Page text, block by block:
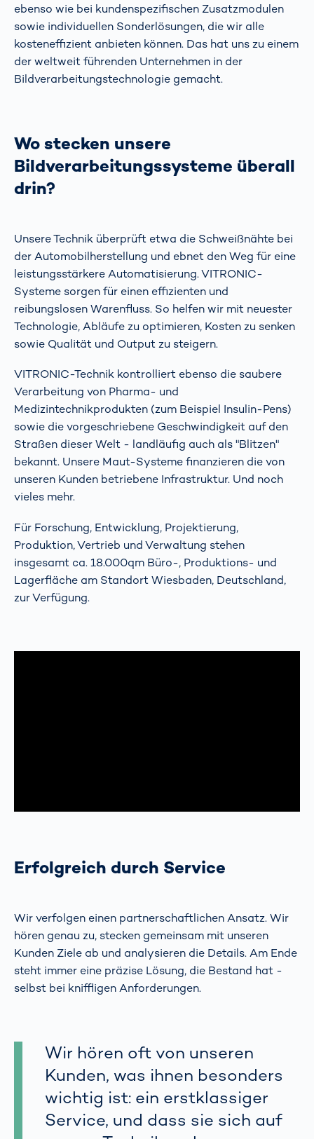
ebenso wie bei kundenspezifischen Zusatzmodulen
sowie individuellen Sonderlösungen, die wir alle
kosteneffizient anbieten können. Das hat uns zu einem
der weltweit führenden Unternehmen in der
Bildverarbeitungstechnologie gemacht.
Wo stecken unsere
Bildverarbeitungssysteme überall
drin?
Unsere Technik überprüft etwa die Schweißnähte bei
der Automobilherstellung und ebnet den Weg für eine
leistungsstärkere Automatisierung. VITRONIC-
Systeme sorgen für einen effizienten und
reibungslosen Warenfluss. So helfen wir mit neuester
Technologie, Abläufe zu optimieren, Kosten zu senken
sowie Qualität und Output zu steigern.
VITRONIC-Technik kontrolliert ebenso die saubere
Verarbeitung von Pharma- und
Medizintechnikprodukten (zum Beispiel Insulin-Pens)
sowie die vorgeschriebene Geschwindigkeit auf den
Straßen dieser Welt - landläufig auch als "Blitzen"
bekannt. Unsere Maut-Systeme finanzieren die von
unseren Kunden betriebene Infrastruktur. Und noch
vieles mehr.
Für Forschung, Entwicklung, Projektierung,
Produktion, Vertrieb und Verwaltung stehen
insgesamt ca. 18.000qm Büro-, Produktions- und
Lagerfläche am Standort Wiesbaden, Deutschland,
zur Verfügung.
Erfolgreich durch Service
Wir verfolgen einen partnerschaftlichen Ansatz. Wir
hören genau zu, stecken gemeinsam mit unseren
Kunden Ziele ab und analysieren die Details. Am Ende
steht immer eine präzise Lösung, die Bestand hat -
selbst bei kniffligen Anforderungen.
Wir hören oft von unseren
Kunden, was ihnen besonders
wichtig ist: ein erstklassiger
Service, und dass sie sich auf